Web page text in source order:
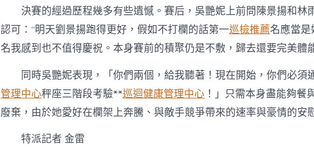
決賽的經過歷程幾多有些遺憾。賽后，吳艷妮上前問陳景揚和林
認可：“明天劉景揚跑得更好，假如不打欄的話第一巡檢推薦名應當是
名我感到也不值得慶祝。本身賽前的積聚仍是不敷，歸去還要完美體
同時吳艷妮表現，「你們兩個，給我聽著！現在開始，你們必須
管理中心秤座三階段考驗**巡迴健康管理中心 ！」只需本身盡能夠餐
廢棄，由於她愛好在欄架上奔騰、與敵手競爭帶來的速率與豪情的安
特派記者 金雷